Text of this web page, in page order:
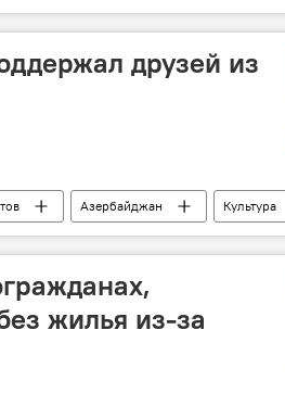
друзей из
Азербайджан
Культура
государственный музей ковра
жилья из-за